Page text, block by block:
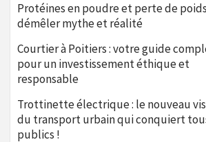
Protéines en poudre et perte de
démêler mythe et réalité
Courtier à Poitiers : votre guide
pour un investissement éthique et
responsable
Trottinette électrique : le nouveau
du transport urbain qui conquiert
publics !